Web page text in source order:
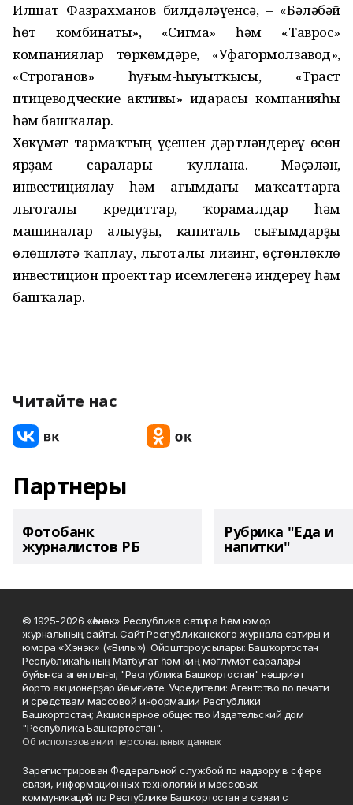
Илшат Фазрахманов билдәләүенсә, – «Бәләбәй
һөт комбинаты», «Сигма» һәм «Таврос»
компаниялар төркөмдәре, «Уфагормолзавод»,
«Строганов» һуғым-һыуытҡысы, «Траст
птицеводческие активы» идарасы компанияһы
һәм башҡалар.
Хөкүмәт тармаҡтың үҫешен дәртләндереү өсөн
ярҙам саралары ҡуллана. Мәҫәлән,
инвестициялау һәм ағымдағы маҡсаттарға
льготалы кредиттар, ҡорамалдар һәм
машиналар алыуҙы, капиталь сығымдарҙы
өлөшләтә ҡаплау, льготалы лизинг, өҫтөнлөклө
инвестицион проекттар исемлегенә индереү һәм
башҡалар.
Читайте нас
Партнеры
Фотобанк
журналистов РБ
Рубрика "Еда и
напитки"
© 1925-2026 «Һәнәк» Республика сатира һәм юмор
журналының сайты. Сайт Республиканского журнала сатиры и
юмора «Хэнэк» («Вилы»). Ойоштороусылары: Башҡортостан
Республикаһының Матбуғат һәм киң мәғлүмәт саралары
буйынса агентлығы; "Республика Башкортостан" нәшриәт
йорто акционерҙар йәмғиәте. Учредители: Агентство по печати
и средствам массовой информации Республики
Башкортостан; Акционерное общество Издательский дом
"Республика Башкортостан".
Об использовании персональных данных
Зарегистрирован Федеральной службой по надзору в сфере
связи, информационных технологий и массовых
коммуникаций по Республике Башкортостан в связи с